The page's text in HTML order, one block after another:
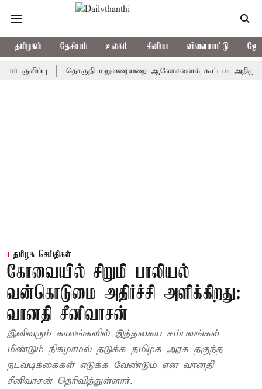
தமிழகம் தேசியம் உலகம் சினிமா விளையாட்டு
தொகுதி மறுவரையறை ஆலோசனைக் கூட்டம்: அதிமுக
தமிழக செய்திகள்
கோவையில் சிறுமி பாலியல்
வன்கொடுமை அதிர்ச்சி அளிக்கிறது:
வானதி சீனிவாசன்
இனிவரும் காலங்களில் இத்தகைய சம்பவங்கள்
மீண்டும் நிகழாமல் தடுக்க தமிழக அரசு தகுந்த
நடவடிக்கைகள் எடுக்க வேண்டும் என வானதி
சீனிவாசன் தெரிவித்துள்ளார்.